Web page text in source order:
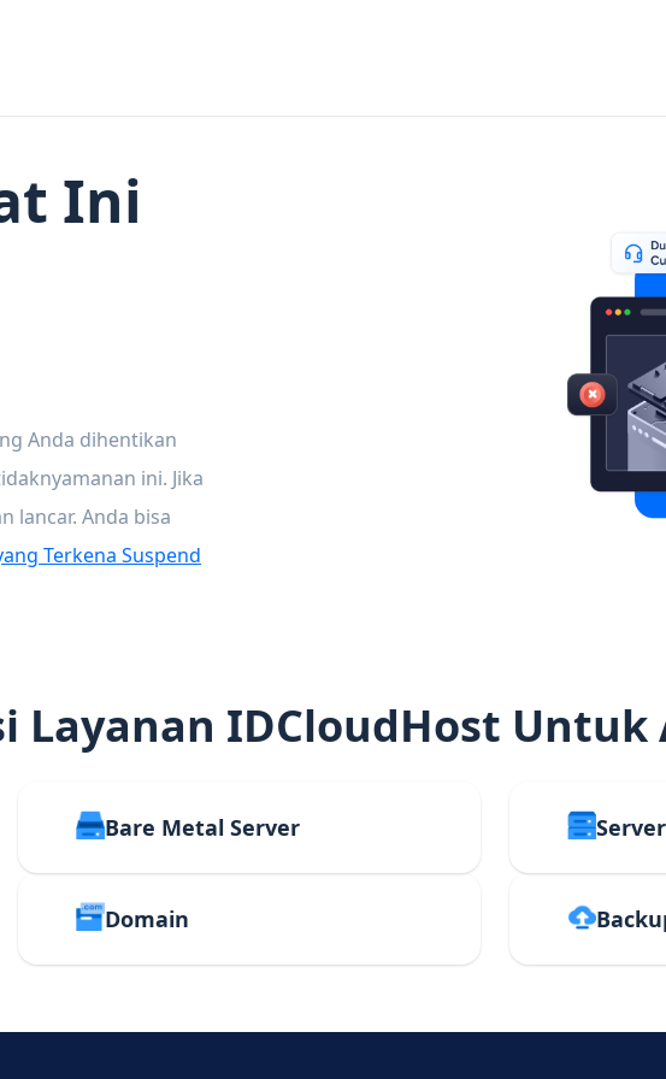
Ini
Anda dihentikan
ini. Jika
lancar. Anda bisa
Terkena Suspend
Layanan IDCloudHost Untuk
Bare Metal Server
Domain